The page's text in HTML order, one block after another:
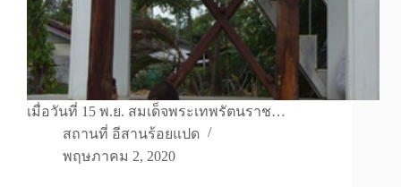
เมื่อวันที่ 15 พ.ย. สมเด็จพระเทพรัตนราช…
สถานที่ อีสานร้อยแปด
พฤษภาคม 2, 2020